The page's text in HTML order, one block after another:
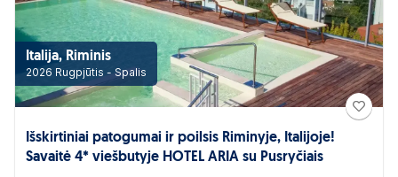
Italija, Riminis
2026 Rugpjūtis - Spalis
Išskirtiniai patogumai ir poilsis Riminyje, Italijoje!
Savaitė 4* viešbutyje HOTEL ARIA su Pusryčiais